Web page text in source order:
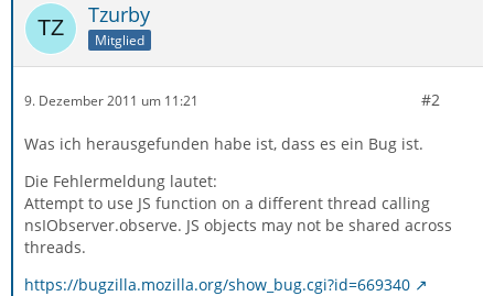
Tzurby
Mitglied
9. Dezember 2011 um 11:21 #2
Was ich herausgefunden habe ist, dass es ein Bug ist.
Die Fehlermeldung lautet:
Attempt to use JS function on a different thread calling
nsIObserver.observe. JS objects may not be shared across
threads.
https://bugzilla.mozilla.org/show_bug.cgi?id=669340